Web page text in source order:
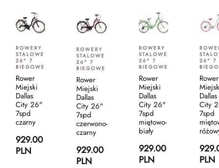
ROWERY
STALOWE
26" 7
BIEGOWE
Rower
Miejski
Dallas
City 26"
7spd
czarny
929.00
PLN
ROWERY
STALOWE
26" 7
BIEGOWE
Rower
Miejski
Dallas
City 26"
7spd
czerwono-
czarny
929.00
PLN
ROWERY
STALOWE
26" 7
BIEGOWE
Rower
Miejski
Dallas
City 26"
7spd
miętowo-
biały
929.00
PLN
26" 7
Rower
Dallas
City
7spd
PLN